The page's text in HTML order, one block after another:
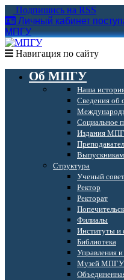
Подпишись на RSS
Личный кабинет
МПГУ
Навигация по сайту
Об МПГУ
Наша
Сведения об
Социальное
Издания
Выпускникам
Структура
Ученый совет
Ректор
Ректорат
Филиалы
Институты и
Библиотека
Управления
Музей МПГУ